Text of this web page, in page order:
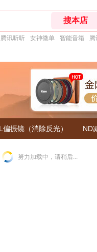
腾讯听听 女神微单 智能音箱
偏振镜（消除反光） ND
努力加载中，请稍后...